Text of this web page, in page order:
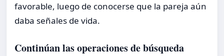
favorable, luego de conocerse que la pareja aún
daba señales de vida.
Continúan las operaciones de búsqueda